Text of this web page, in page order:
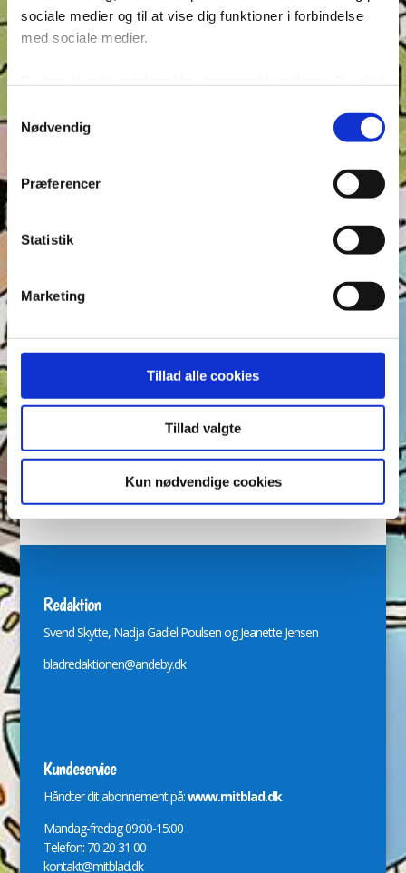
sociale medier og til at vise dig funktioner i forbindelse
med sociale medier.
fungerer optimalt, hvis du ikke accepterer cookies eller
tilbagetrækker et samtykke. Du kan læse mere om vores
brug af cookies og behandling af dine personoplysninger i
forbindelse hermed i både vores
Nødvendig
Præferencer
Statistik
Marketing
Tillad alle cookies
Tillad valgte
Kun nødvendige cookies
Konkurrence: Opfinderkonkurrence
Find ord & Sudoku – Test din opmærksomhed i Anders
Find ord, Labyrint & Find 7 fejl – Test din
Find ord, Labyrint & Find 7 fejl – Test din
Anders And Co.
Carl Barks
Fedtmule
Mickey Mouse
Quiz Rap og Rup Rip
Skole
Tegnere
Tegnere og forfattere
Ugens Du gådeste
Arkiver
Redaktion
Svend Skytte, Nadja Gadiel Poulsen og Jeanette Jensen
bladredaktionen@andeby.dk
Kundeservice
Håndter dit abonnement på:www.mitblad.dk
Mandag-fredag 09:00-15:00
Telefon: 70 20 31 00
kontakt@mitblad.dk